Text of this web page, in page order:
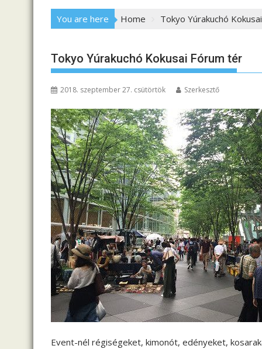
You are here Home Tokyo Yúrakuchó
Tokyo Yúrakuchó Kokusai Fórum tér
2018. szeptember 27. csütörtök Szerkesztő
Event-nél régiségeket, kimonót, edényeket,